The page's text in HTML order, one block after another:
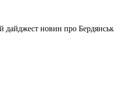
новин про Бердянськ